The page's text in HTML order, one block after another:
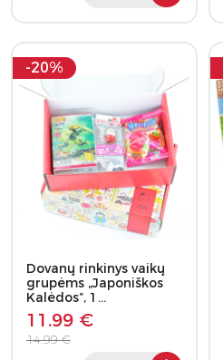
-20%
Dovanų rinkinys vaikų
grupėms „Japoniškos
Kalėdos”, 1…
11.99 €
14.99 €